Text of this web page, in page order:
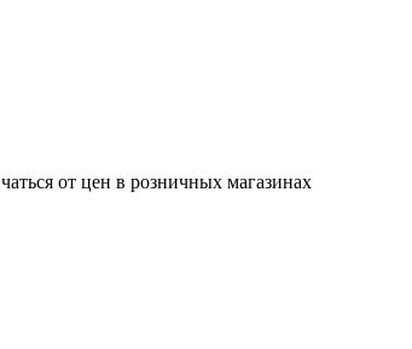
от цен в розничных магазинах